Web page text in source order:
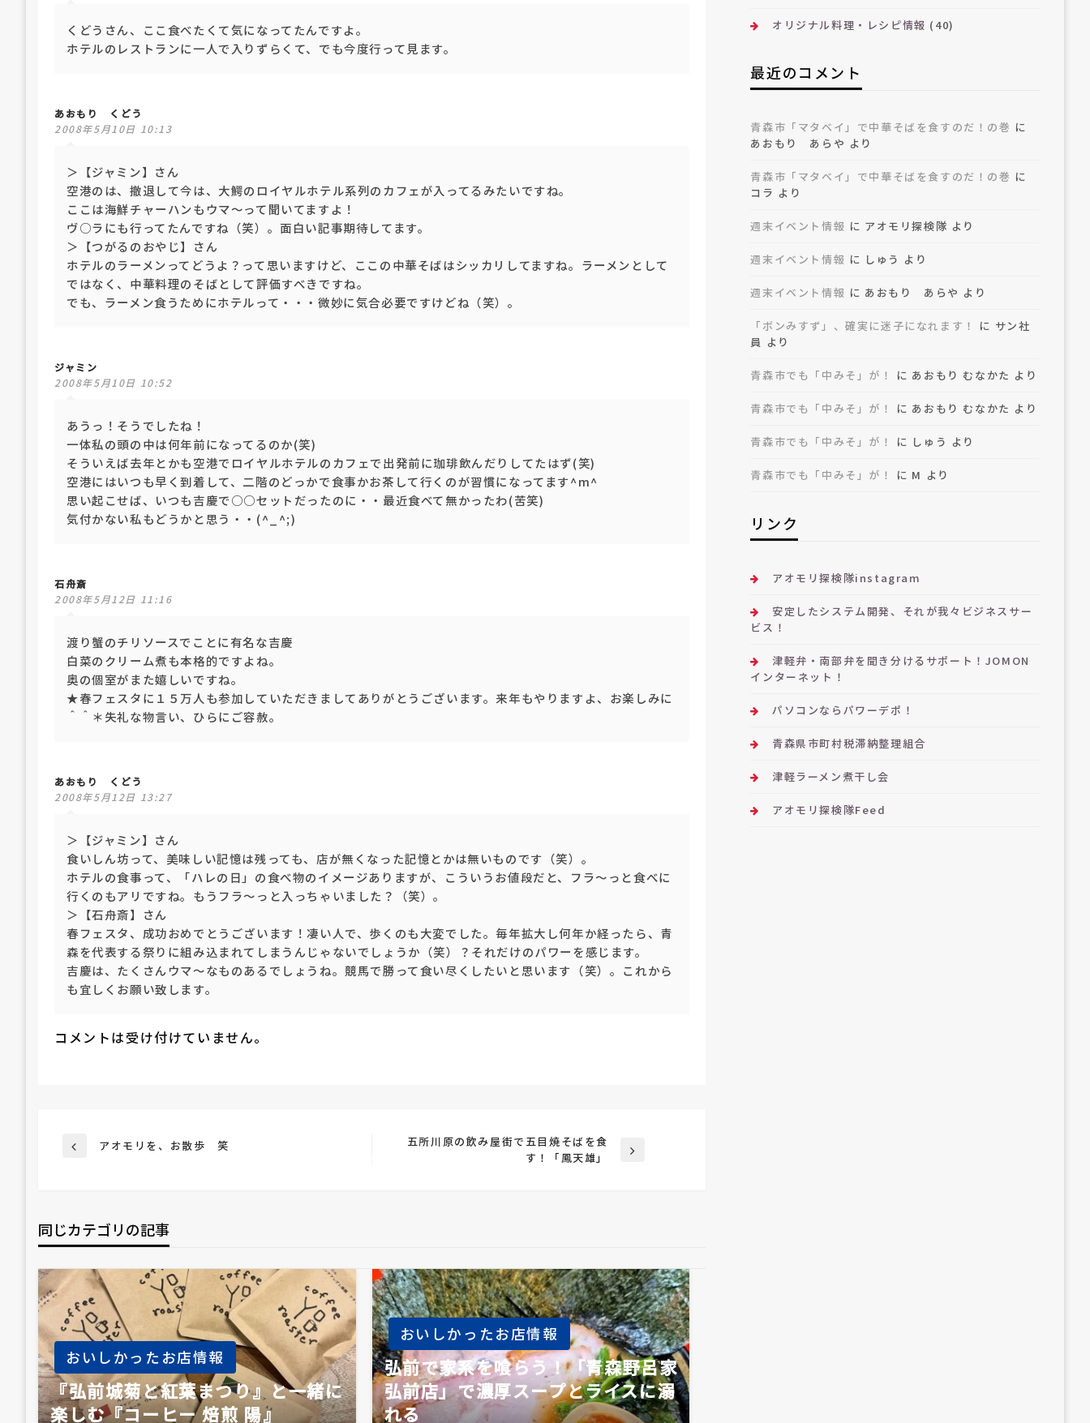
くどうさん、ここ食べたくて気になってたんですよ。
ホテルのレストランに一人で入りずらくて、でも今度行って見ます。
あおもり くどう
2008年5月10日 10:13
＞【ジャミン】さん
空港のは、撤退して今は、大鰐のロイヤルホテル系列のカフェが入ってるみたいですね。
ここは海鮮チャーハンもウマ～って聞いてますよ！
ヴ○ラにも行ってたんですね（笑）。面白い記事期待してます。
＞【つがるのおやじ】さん
ホテルのラーメンってどうよ？って思いますけど、ここの中華そばはシッカリしてますね。ラーメンとして
ではなく、中華料理のそばとして評価すべきですね。
でも、ラーメン食うためにホテルって・・・微妙に気合必要ですけどね（笑）。
ジャミン
2008年5月10日 10:52
あうっ！そうでしたね！
一体私の頭の中は何年前になってるのか(笑)
そういえば去年とかも空港でロイヤルホテルのカフェで出発前に珈琲飲んだりしてたはず(笑)
空港にはいつも早く到着して、二階のどっかで食事かお茶して行くのが習慣になってます^m^
思い起こせば、いつも吉慶で○○セットだったのに・・最近食べて無かったわ(苦笑)
気付かない私もどうかと思う・・(^_^;)
石舟斎
2008年5月12日 11:16
渡り蟹のチリソースでことに有名な吉慶
白菜のクリーム煮も本格的ですよね。
奥の個室がまた嬉しいですね。
★春フェスタに１５万人も参加していただきましてありがとうございます。来年もやりますよ、お楽しみに
＾＾＊失礼な物言い、ひらにご容赦。
あおもり くどう
2008年5月12日 13:27
＞【ジャミン】さん
食いしん坊って、美味しい記憶は残っても、店が無くなった記憶とかは無いものです（笑）。
ホテルの食事って、「ハレの日」の食べ物のイメージありますが、こういうお値段だと、フラ～っと食べに
行くのもアリですね。もうフラ～っと入っちゃいました？（笑）。
＞【石舟斎】さん
春フェスタ、成功おめでとうございます！凄い人で、歩くのも大変でした。毎年拡大し何年か経ったら、青
森を代表する祭りに組み込まれてしまうんじゃないでしょうか（笑）？それだけのパワーを感じます。
吉慶は、たくさんウマ～なものあるでしょうね。競馬で勝って食い尽くしたいと思います（笑）。これから
も宜しくお願い致します。
コメントは受け付けていません。
投
ナ
ビ
ゲ
ー
前
アオモリを、お散歩 笑
五所川原の飲み屋街で五目焼そばを食
す！「鳳天雄」
同じカテゴリの記事
おいしかったお店情報
『弘前城菊と紅葉まつり』と一緒に
楽しむ『コーヒー 焙煎 陽』
おいしかったお店情報
弘前で家系を喰らう！「青森野呂家
弘前店」で濃厚スープとライスに溺
れる
オリジナル料理・レシピ情報 (40)
最近のコメント
青森市「マタベイ」で中華そばを食すのだ！の巻 に
あおもり あらや より
青森市「マタベイ」で中華そばを食すのだ！の巻 に
コラ より
週末イベント情報 に アオモリ探検隊 より
週末イベント情報 に しゅう より
週末イベント情報 に あおもり あらや より
「ボンみすず」、確実に迷子になれます！ に サン社
員 より
青森市でも「中みそ」が！ に あおもり むなかた より
青森市でも「中みそ」が！ に あおもり むなかた より
青森市でも「中みそ」が！ に しゅう より
青森市でも「中みそ」が！ に M より
リンク
アオモリ探検隊instagram
安定したシステム開発、それが我々ビジネスサー
ビス！
津軽弁・南部弁を聞き分けるサポート！JOMON
インターネット！
パソコンならパワーデポ！
青森県市町村税滞納整理組合
津軽ラーメン煮干し会
アオモリ探検隊Feed